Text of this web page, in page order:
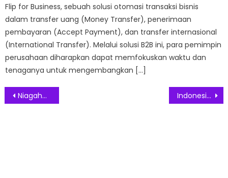
Flip for Business, sebuah solusi otomasi transaksi bisnis
dalam transfer uang (Money Transfer), penerimaan
pembayaran (Accept Payment), dan transfer internasional
(International Transfer). Melalui solusi B2B ini, para pemimpin
perusahaan diharapkan dapat memfokuskan waktu dan
tenaganya untuk mengembangkan […]
Post
Niagahoster Berikan Solusi Bisnis Dengan Digital Marketing Funnel Indonesia Dorong Inklusi Keuangan dan Literasi Untuk UMKM ASEAN